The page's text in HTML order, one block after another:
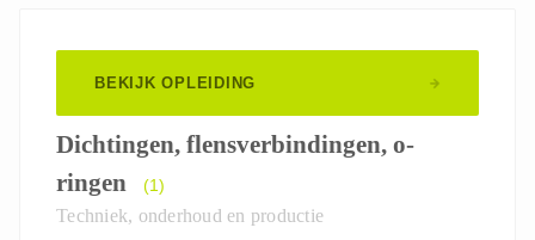
BEKIJK OPLEIDING
Dichtingen, flensverbindingen, o-
ringen
(1)
Techniek, onderhoud en productie